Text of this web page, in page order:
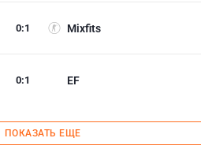
Mixfits
0:1
EF
0:1
ПОКАЗАТЬ ЕЩЕ